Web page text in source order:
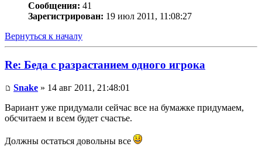
Сообщения: 41
Зарегистрирован: 19 июл 2011, 11:08:27
Вернуться к началу
Re: Беда с разрастанием одного игрока
Snake » 14 авг 2011, 21:48:01
Вариант уже придумали сейчас все на бумажке придумаем,
обсчитаем и всем будет счастье.
Должны остаться довольны все